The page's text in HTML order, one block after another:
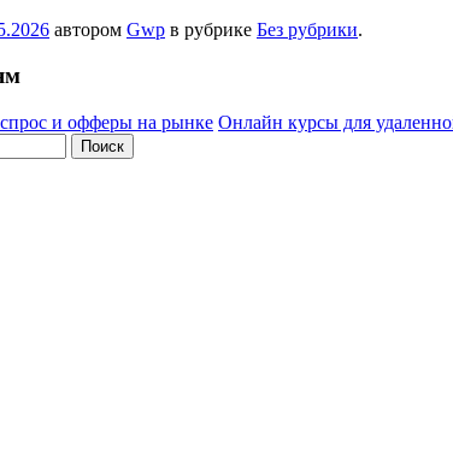
автором Gwp в рубрике Без рубрики.
и офферы на рынке Онлайн курсы для